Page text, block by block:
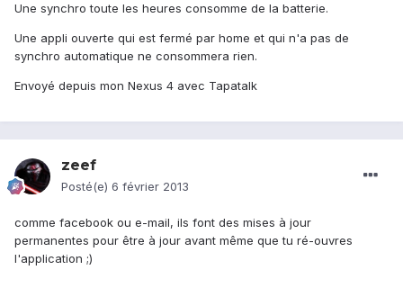
Une synchro toute les heures consomme de la batterie.
Une appli ouverte qui est fermé par home et qui n'a pas de
synchro automatique ne consommera rien.
Envoyé depuis mon Nexus 4 avec Tapatalk
zeef
Posté(e) 6 février 2013
comme facebook ou e-mail, ils font des mises à jour
permanentes pour être à jour avant même que tu ré-ouvres
l'application ;)